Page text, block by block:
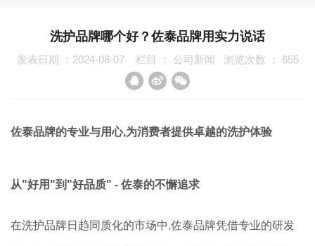
关于我们
加盟案例
洗护品牌哪个好？佐泰品牌用实力说话
发表日期 ：2024-08-07 栏目 ： 公司新闻 浏览次数 ： 655
佐泰品牌的专业与用心,为消费者提供卓越的洗护体验
从"好用"到"好品质" - 佐泰的不懈追求
在洗护品牌日趋同质化的市场中,佐泰品牌凭借专业的研发